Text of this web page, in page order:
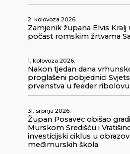
2. kolovoza 2026.
Zamjenik župana Elvis Kralj
počast romskim žrtvama
1. kolovoza 2026.
Nakon tjedan dana
proglašeni pobjednici
prvenstva u feeder ribolovu
31. srpnja 2026.
Župan Posavec obišao
Murskom Središću i
investicijski ciklus u
međimurskih škola